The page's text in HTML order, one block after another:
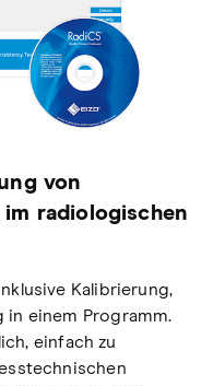
von
radiologischen
Kalibrierung,
in einem Programm.
einfach zu